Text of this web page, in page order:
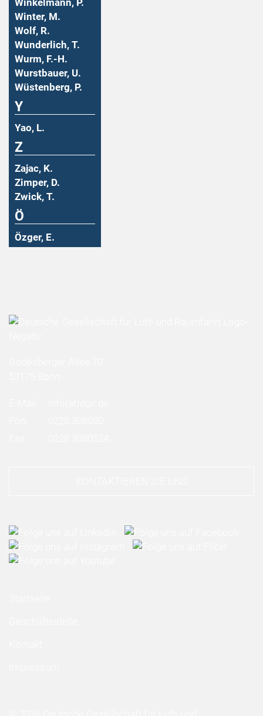
Winkelmann, P.
Winter, M.
Wolf, R.
Wunderlich, T.
Wurm, F.-H.
Wurstbauer, U.
Wüstenberg, P.
Y
Yao, L.
Z
Zajac, K.
Zimper, D.
Zwick, T.
Ö
Özger, E.